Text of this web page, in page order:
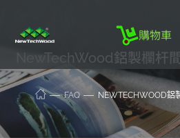
購物車
NewTechWood鋁製欄杆
FAQ NEWTECHWOOD鋁